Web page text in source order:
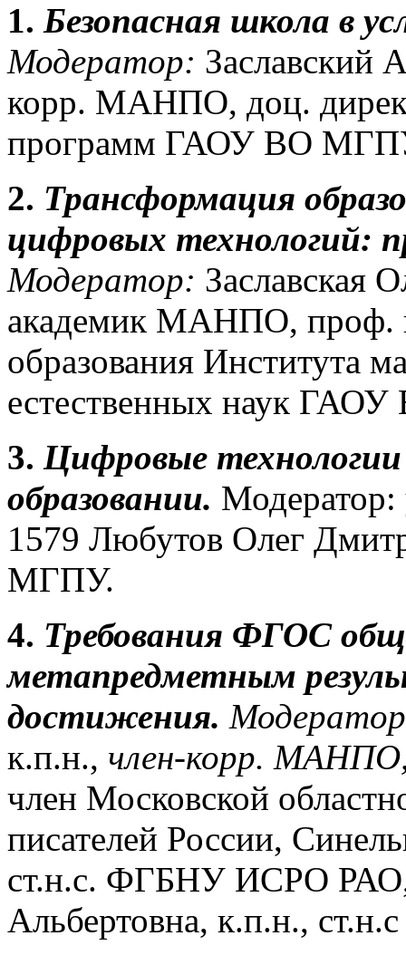
1. Безопасная школа в
Модератор: Заславский
корр. МАНПО, доц.
программ ГАОУ ВО
2. Трансформация
цифровых технологий:
Модератор: Заславская
академик МАНПО, проф.
образования Института
естественных наук
3. Цифровые
образовании.
1579 Любутов Олег
МГПУ.
4. Требования ФГОС
метапредметным
достижения.
к.п.н., член-корр.
член Московской
писателей России,
ст.н.с. ФГБНУ ИСРО РАО,
Альбертовна, к.п.н.,